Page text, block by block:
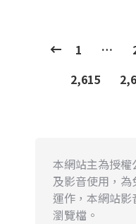
1 …
2,615
本網站主為授權
及影音使用，
運作，本網站
瀏覽檔。